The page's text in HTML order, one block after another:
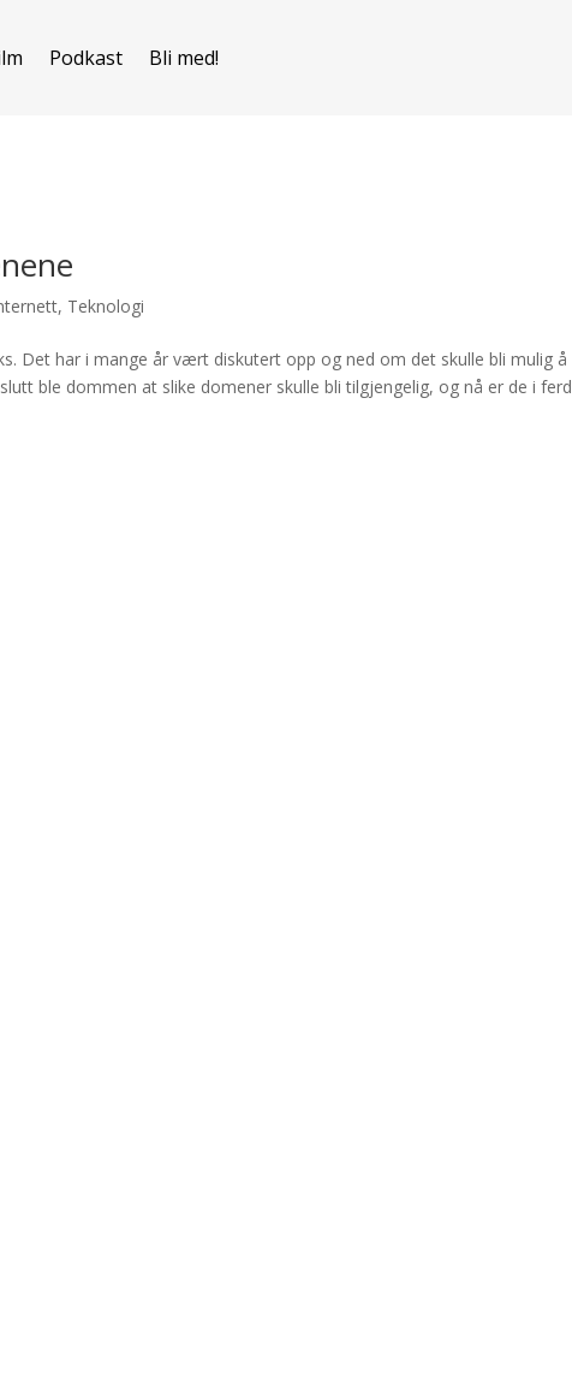
Podkast Bli med!
, Teknologi
Det har i mange år vært diskutert opp og ned om det skulle bli mulig å
ble dommen at slike domener skulle bli tilgjengelig, og nå er de i ferd